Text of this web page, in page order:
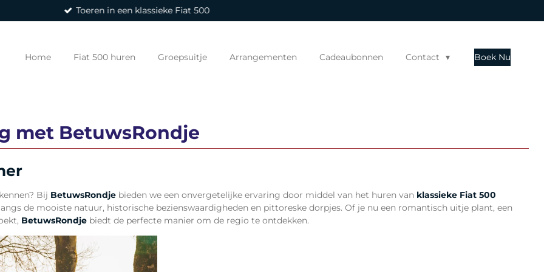
Toeren in een klassieke Fiat 500
Home Fiat 500 huren Groepsuitje Arrangementen Cadeaubonnen Contact Boek Nu
met BetuwsRondje
Bij BetuwsRondje bieden we een onvergetelijke ervaring door middel van het huren van klassieke Fiat 500
de mooiste natuur, historische bezienswaardigheden en pittoreske dorpjes. Of je nu een romantisch uitje plant, een
BetuwsRondje biedt de perfecte manier om de regio te ontdekken.